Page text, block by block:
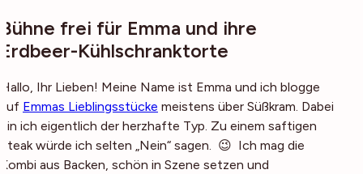
Bühne frei für Emma und ihre
Erdbeer-Kühlschranktorte
Hallo, Ihr Lieben! Meine Name ist Emma und ich blogge
auf Emmas Lieblingsstücke meistens über Süßkram. Dabei
bin ich eigentlich der herzhafte Typ. Zu einem saftigen
Steak würde ich selten „Nein“ sagen. 😉 Ich mag die
Kombi aus Backen, schön in Szene setzen und